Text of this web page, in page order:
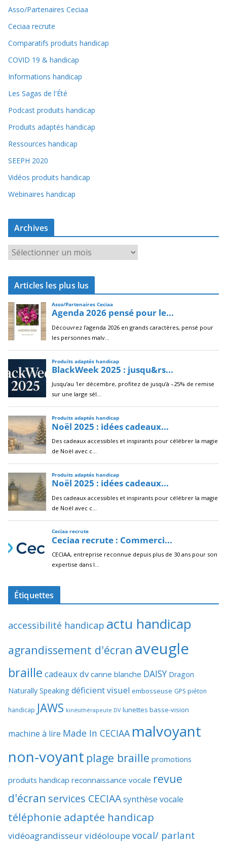
Asso/Partenaires Ceciaa
Ceciaa recrute
Comparatifs produits handicap
COVID 19 & handicap
Informations handicap
Les Sagas de l'Été
Podcast produits handicap
Produits adaptés handicap
Ressources handicap
SEEPH 2020
Vidéos produits handicap
Webinaires handicap
Archives
r
c
i
v
e
s
Articles les plus lus
Étiquettes
accessibilité handicap actu handicap
agrandissement d'écran aveugle
braille cadeaux dv canne blanche DAISY Dragon
Naturally Speaking déficient visuel embosseuse GPS piéton
handicap JAWS kinésithérapeute DV lunettes basse-vision
machine à lire Made In CECIAA malvoyant
non-voyant plage braille promotions
produits handicap reconnaissance vocale revue
d'écran services CECIAAsynthèse vocale
téléphonie adaptée handicap
vidéoagrandisseurvidéoloupevocal/ parlant